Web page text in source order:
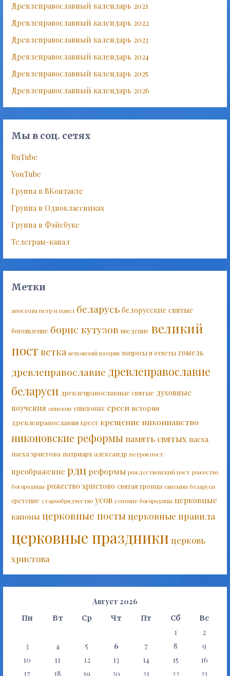
Древлеправославный календарь 2021
Древлеправославный календарь 2022
Древлеправославный календарь 2023
Древлеправославный календарь 2024
Древлеправославный календарь 2025
Древлеправославный календарь 2026
Мы в соц. сетях
RuTube
YouTube
Группа в ВКонтакте
Группа в Одноклассниках
Группа в Фэйсбуке
Телеграм-канал
Метки
апостолы петр и павел беларусь белорусские святые
богоявление борис кутузов введение великий
постветка ветковский патерик вопросы и ответы гомель
древлеправославие древлеправославие
беларуси древлеправославные святые духовные
поучения епископ епископат ереси история
древлеправославия крест крещение никонианство
никоновские реформыпамять святых пасха
пасха христова патриарх александр петров пост
преображение рдц реформы рождественский пост рожество
богородицы рожество христово святая троица святыни беларуси
сретение старообрядчество усов успение богородицы церковные
каноны церковные постыцерковные правила
церковные праздникицерковь
христова
Август 2026
Пн Вт Ср Чт Пт Сб Вс
1
2
3
4 5 6 7 8
9
10
11 12 13 14 15
16
17
18 19 20 21 22 23